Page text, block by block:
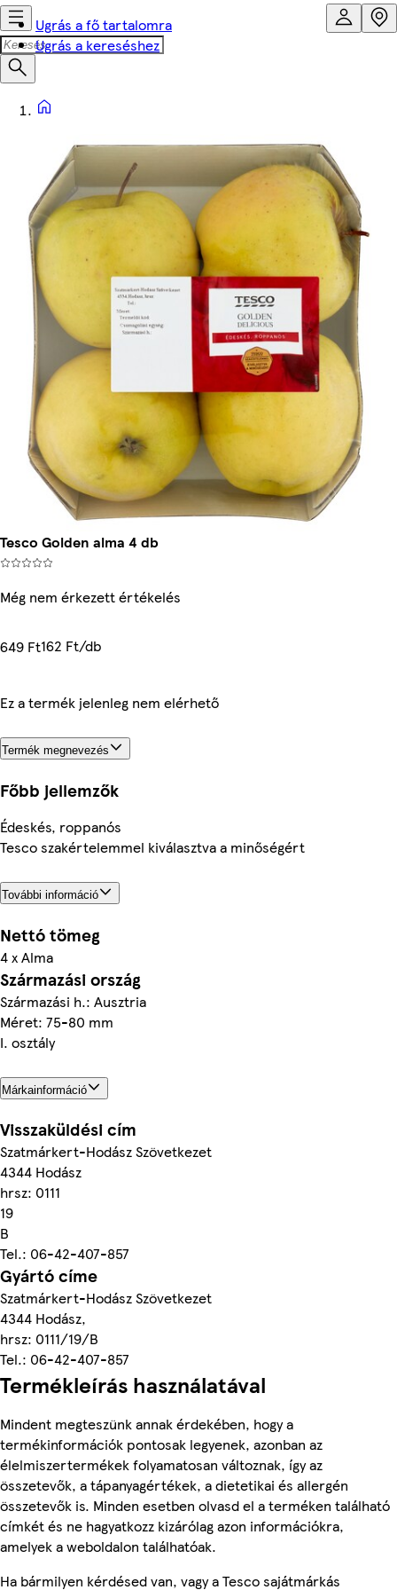
Ugrás a fő tartalomra
Ugrás a kereséshez
Tesco Golden alma 4 db
Még nem érkezett értékelés
649 Ft162 Ft/db
Ez a termék jelenleg nem elérhető
Termék megnevezés
Főbb jellemzők
Édeskés, roppanós
Tesco szakértelemmel kiválasztva a minőségért
További információ
Nettó tömeg
4 x Alma
Származási ország
Származási h.: Ausztria
Méret: 75-80 mm
I. osztály
Márkainformáció
Visszaküldési cím
Szatmárkert-Hodász Szövetkezet
4344 Hodász
hrsz: 0111
19
B
Tel.: 06-42-407-857
Gyártó címe
Szatmárkert-Hodász Szövetkezet
4344 Hodász,
hrsz: 0111/19/B
Tel.: 06-42-407-857
Termékleírás használatával
Mindent megteszünk annak érdekében, hogy a
termékinformációk pontosak legyenek, azonban az
élelmiszertermékek folyamatosan változnak, így az
összetevők, a tápanyagértékek, a dietetikai és allergén
összetevők is. Minden esetben olvasd el a terméken található
címkét és ne hagyatkozz kizárólag azon információkra,
amelyek a weboldalon találhatóak.
Ha bármilyen kérdésed van, vagy a Tesco sajátmárkás